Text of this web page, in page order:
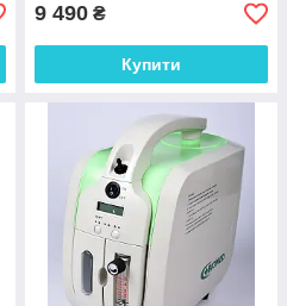
9 490 ₴
Купити